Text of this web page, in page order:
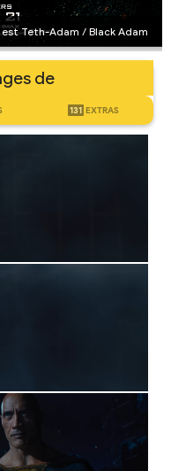
est Teth-Adam / Black Adam
de
131 EXTRAS